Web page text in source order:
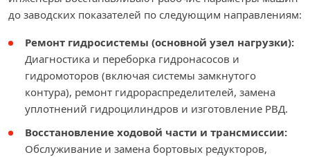
до заводских показателей по следующим направлениям:
Ремонт гидросистемы (основной узел нагрузки):
Диагностика и переборка гидронасосов и
гидромоторов (включая системы замкнутого
контура), ремонт гидрораспределителей, замена
уплотнений гидроцилиндров и изготовление РВД.
Восстановление ходовой части и трансмиссии:
Обслуживание и замена бортовых редукторов,